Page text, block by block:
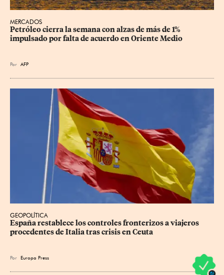
MERCADOS
Petróleo cierra la semana con alzas de más de 1%
impulsado por falta de acuerdo en Oriente Medio
Por AFP
GEOPOLÍTICA
España restablece los controles fronterizos a viajeros
procedentes de Italia tras crisis en Ceuta
Por Europa Press